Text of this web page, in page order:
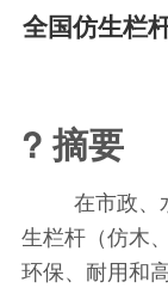
全国仿生栏
? 摘要
在市政、
生栏杆（仿木
环保、耐用和